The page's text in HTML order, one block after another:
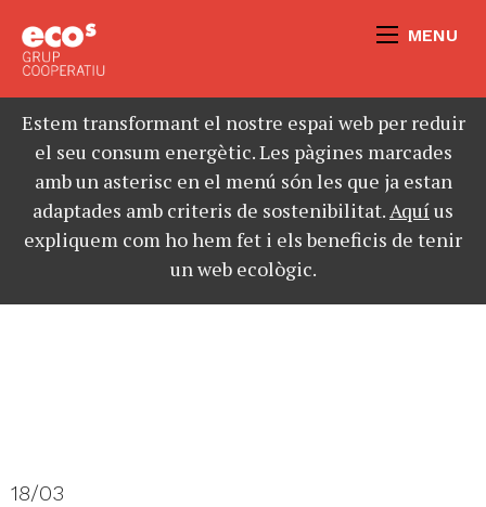
MENU
Estem transformant el nostre espai web per reduir
el seu consum energètic. Les pàgines marcades
amb un asterisc en el menú són les que ja estan
adaptades amb criteris de sostenibilitat.Aquíus
expliquem com ho hem fet i els beneficis de tenir
un web ecològic.
18/03